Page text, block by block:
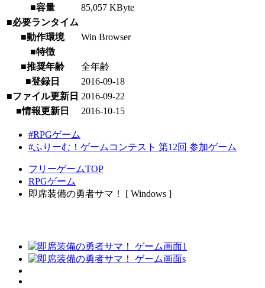
■容量
85,057 KByte
■必要ランタイム
■動作環境
Win Browser
■特徴
■推奨年齢
全年齢
■登録日
2016-09-18
■ファイル更新日 2016-09-22
■情報更新日
2016-10-15
#RPGゲーム
#ふりーむ！ゲームコンテスト 第12回 参加ゲーム
フリーゲームTOP
RPGゲーム
即席装備の勇者サマ！ [ Windows ]